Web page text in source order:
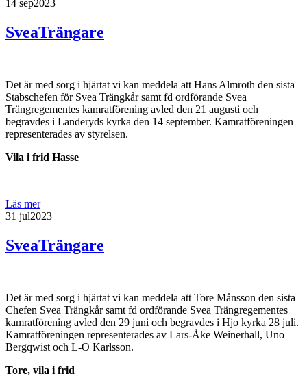
14 sep2023
SveaTrängare
Det är med sorg i hjärtat vi kan meddela att Hans Almroth den sista
Stabschefen för Svea Trängkår samt fd ordförande Svea
Trängregementes kamratförening avled den 21 augusti och
begravdes i Landeryds kyrka den 14 september. Kamratföreningen
representerades av styrelsen.
Vila i frid Hasse
Läs mer
31 jul2023
SveaTrängare
Det är med sorg i hjärtat vi kan meddela att Tore Månsson den sista
Chefen Svea Trängkår samt fd ordförande Svea Trängregementes
kamratförening avled den 29 juni och begravdes i Hjo kyrka 28 juli.
Kamratföreningen representerades av Lars-Åke Weinerhall, Uno
Bergqwist och L-O Karlsson.
Tore, vila i frid